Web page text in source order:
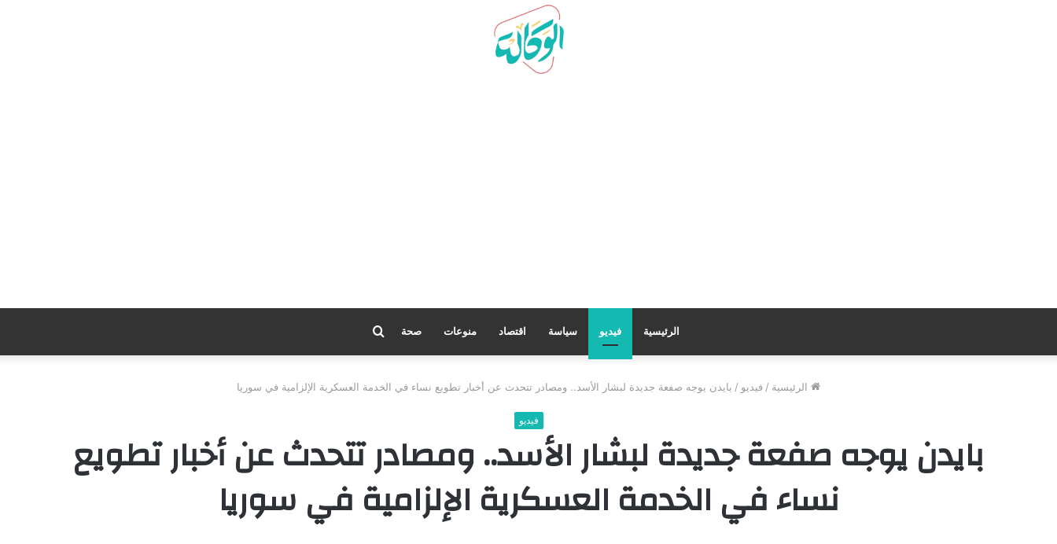
الرئيسية فيديو سياسة اقتصاد منوعات صحة
الرئيسية / فيديو / بايدن يوجه صفعة جديدة لبشار الأسد.. ومصادر تتحدث عن أخبار تطويع نساء في الخدمة العسكرية الإلزامية في سوريا
فيديو
بايدن يوجه صفعة جديدة لبشار الأسد.. ومصادر تتحدث عن أخبار تطويع
نساء في الخدمة العسكرية الإلزامية في سوريا